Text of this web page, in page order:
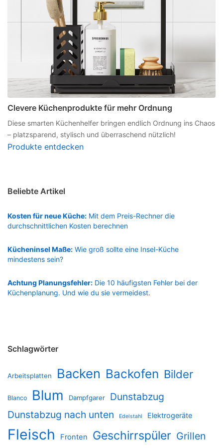
Clevere Küchenprodukte für mehr Ordnung
Diese smarten Küchenhelfer bringen endlich Ordnung ins Chaos
– platzsparend, stylisch und überraschend nützlich!
Produkte entdecken
Beliebte Artikel
Kosten für neue Küche: Mit dem Preis-Rechner die
durchschnittlichen Kosten berechnen
Kücheninsel Maße: Wie groß sollte eine Insel-Küche
mindestens sein?
Achtung Planungsfehler: Die 10 häufigsten Fehler bei der
Küchenplanung. Und wie du sie vermeidest.
Schlagwörter
Arbeitsplatten Backen Backofen Bilder
Blanco Blum Dampfgarer
Dunstabzug
Dunstabzug nach unten
Edelstahl Elektrogeräte
Fleisch Fronten Geschirrspüler Grillen